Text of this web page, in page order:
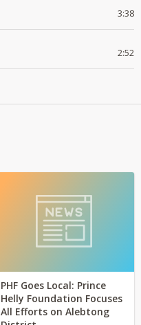
3:38
2:52
PHF Goes Local: Prince
Helly Foundation Focuses
All Efforts on Alebtong